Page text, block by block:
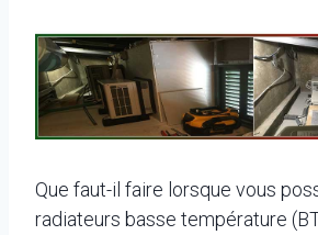
Que faut-il faire lorsque vous
radiateurs basse température